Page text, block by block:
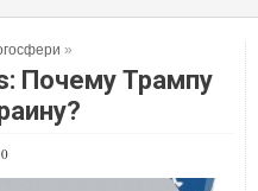
»
Почему Трампу
0